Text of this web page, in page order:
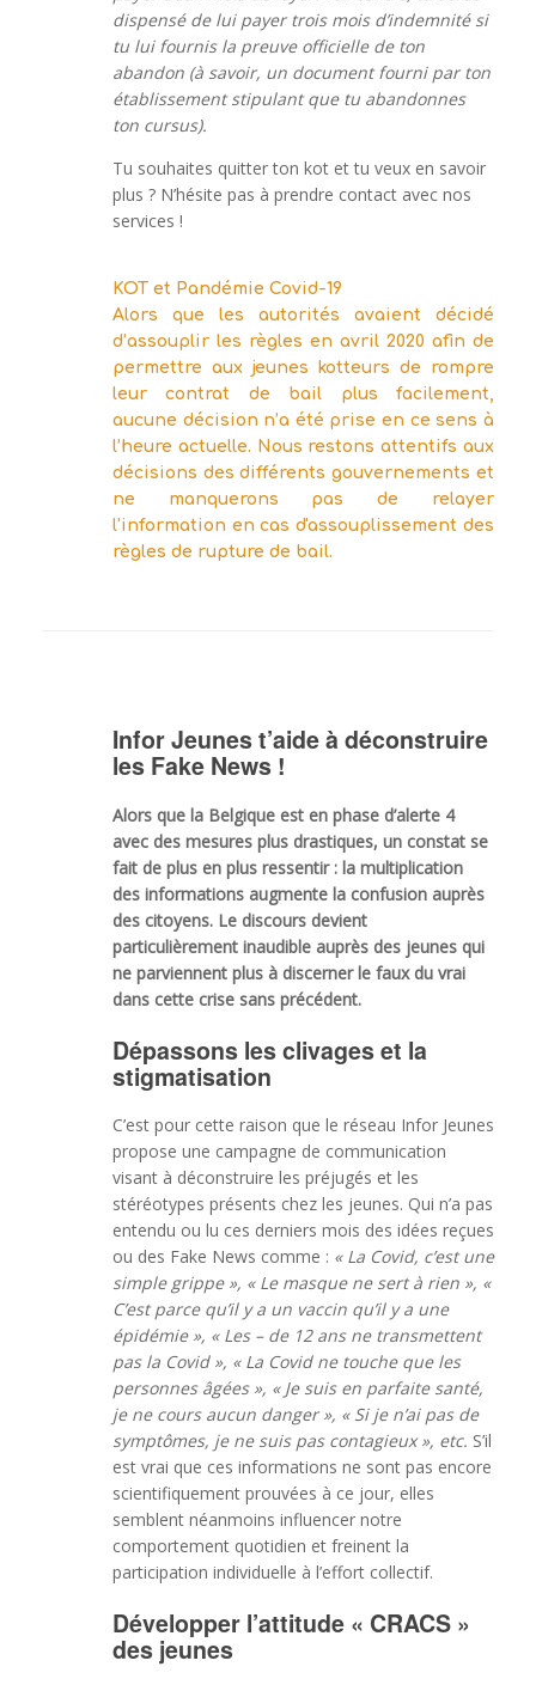
dispensé de lui payer trois mois d’indemnité si
tu lui fournis la preuve officielle de ton
abandon (à savoir, un document fourni par ton
établissement stipulant que tu abandonnes
ton cursus).
Tu souhaites quitter ton kot et tu veux en savoir
plus ? N’hésite pas à prendre contact avec nos
services !
KOT et Pandémie Covid-19
Alors que les autorités avaient décidé
d’assouplir les règles en avril 2020 afin de
permettre aux jeunes kotteurs de rompre
leur contrat de bail plus facilement,
aucune décision n’a été prise en ce sens à
l’heure actuelle. Nous restons attentifs aux
décisions des différents gouvernements et
ne manquerons pas de relayer
l'information en cas d'assouplissement des
règles de rupture de bail.
Infor Jeunes t’aide à déconstruire
les Fake News !
Alors que la Belgique est en phase d’alerte 4
avec des mesures plus drastiques, un constat se
fait de plus en plus ressentir : la multiplication
des informations augmente la confusion auprès
des citoyens. Le discours devient
particulièrement inaudible auprès des jeunes qui
ne parviennent plus à discerner le faux du vrai
dans cette crise sans précédent.
Dépassons les clivages et la
stigmatisation
C’est pour cette raison que le réseau Infor Jeunes
propose une campagne de communication
visant à déconstruire les préjugés et les
stéréotypes présents chez les jeunes. Qui n’a pas
entendu ou lu ces derniers mois des idées reçues
ou des Fake News comme : « La Covid, c’est une
simple grippe », « Le masque ne sert à rien », «
C’est parce qu’il y a un vaccin qu’il y a une
épidémie », « Les – de 12 ans ne transmettent
pas la Covid », « La Covid ne touche que les
personnes âgées », « Je suis en parfaite santé,
je ne cours aucun danger », « Si je n’ai pas de
symptômes, je ne suis pas contagieux », etc. S’il
est vrai que ces informations ne sont pas encore
scientifiquement prouvées à ce jour, elles
semblent néanmoins influencer notre
comportement quotidien et freinent la
participation individuelle à l’effort collectif.
Développer l’attitude « CRACS »
des jeunes